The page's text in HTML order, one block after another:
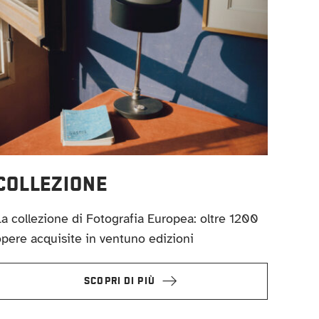
collezione di Fotografia Europea: oltre 1200
acquisite in ventuno edizioni
SCOPRI DI PIÙ